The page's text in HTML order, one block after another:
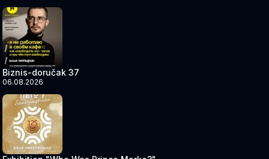
Biznis-doručak 37
06.08.2026